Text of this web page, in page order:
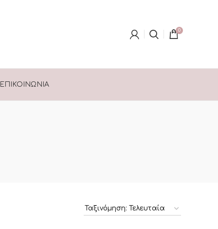
0
ΕΠΙΚΟΙΝΩΝΊΑ